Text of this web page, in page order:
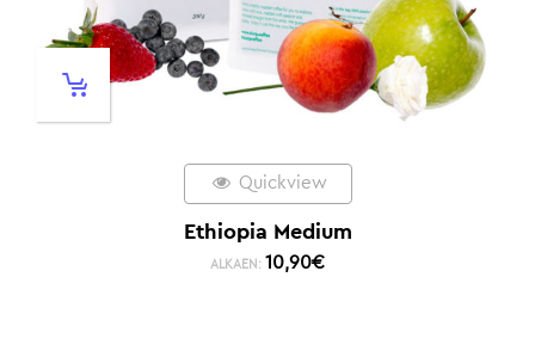
Quickview
Ethiopia Medium
ALKAEN: 10,90€